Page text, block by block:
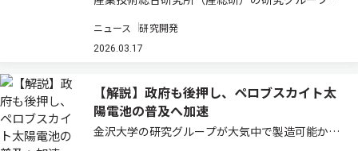
スカイト太陽電池の耐熱性と屋外耐久性向上を実
証した（ニュースリリース）。 ペロブスカイト太
ニュース 研究開発
2026.03.17
【解説】政府も後押し、ペロブスカイト太
陽電池の普及へ加速
金沢大学の研究グループが大気中で製造可能かつ